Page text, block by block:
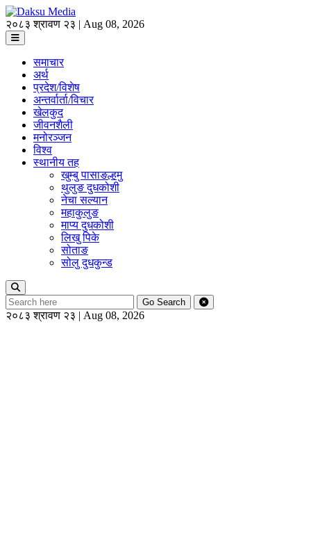
२०८३ श्रावण २३ | Aug 08, 2026
समाचार
अर्थ
प्रदेश/विशेष
अन्तर्वार्ता/विचार
खेलकुद
जीवनशैली
मनोरञ्जन
विश्व
स्थानीय तह
खुम्बु पासाङल्हमु
थुलुङ दुधकोशी
नेचा सल्यान
महाकुलुङ
माप्य दुधकोशी
लिखु पिके
सोताङ
सोलु दुधकुन्ड
Go Search
२०८३ श्रावण २३ | Aug 08, 2026